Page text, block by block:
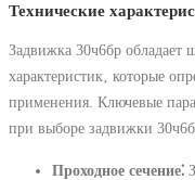
Технические
Задвижка 30ч6бр обладает
характеристик‚ которые
применения. Ключевые
при выборе задвижки
Проходное сечение⁚